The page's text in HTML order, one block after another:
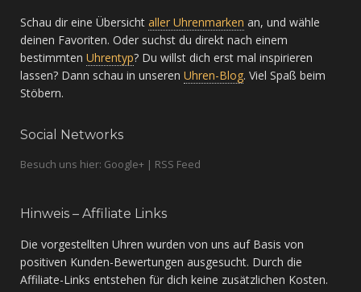
Schau dir eine Übersicht aller Uhrenmarken an, und wähle
deinen Favoriten. Oder suchst du direkt nach einem
bestimmten Uhrentyp? Du willst dich erst mal inspirieren
lassen? Dann schau in unseren Uhren-Blog. Viel Spaß beim
Stöbern.
Social Networks
Besuch uns hier: Google+ | RSS Feed
Hinweis – Affiliate Links
Die vorgestellten Uhren wurden von uns auf Basis von
positiven Kunden-Bewertungen ausgesucht. Durch die
Affiliate-Links entstehen für dich keine zusätzlichen Kosten.